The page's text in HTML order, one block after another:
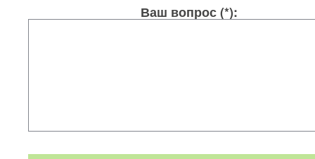
Ваш вопрос (*):